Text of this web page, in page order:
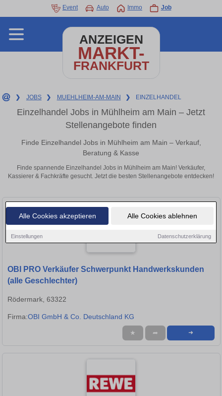
Alle Cookies akzeptieren Alle Cookies ablehnen
Einstellungen Datenschutzerklärung
Event Auto Immo Job
ANZEIGEN
MARKT-
FRANKFURT
❯ JOBS ❯ MUEHLHEIM-AM-MAIN ❯ EINZELHANDEL
Einzelhandel Jobs in Mühlheim am Main – Jetzt
Stellenangebote finden
Finde Einzelhandel Jobs in Mühlheim am Main – Verkauf,
Beratung & Kasse
Finde spannende Einzelhandel Jobs in Mühlheim am Main! Verkäufer,
Kassierer & Fachkräfte gesucht. Jetzt die besten Stellenangebote entdecken!
OBI PRO Verkäufer Schwerpunkt Handwerkskunden
(alle Geschlechter)
Rödermark, 63322
Firma:OBI GmbH & Co. Deutschland KG
★ ➦ ➜